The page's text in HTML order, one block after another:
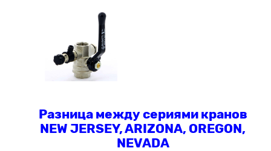
Разница между сериями кранов
NEW JERSEY, ARIZONA, OREGON,
NEVADA